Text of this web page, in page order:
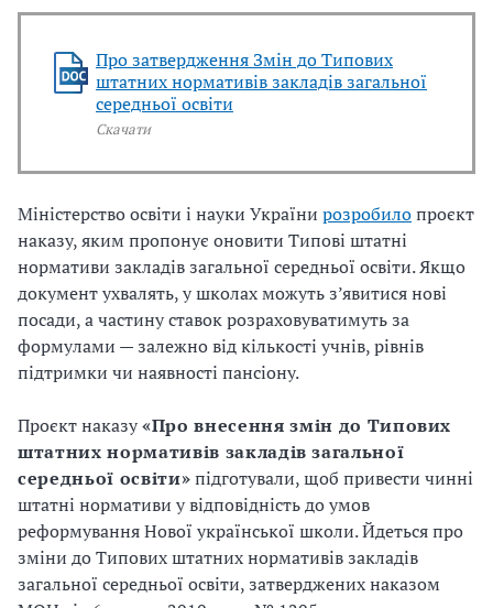
Про затвердження Змін до Типових
штатних нормативів закладів загальної
середньої освіти
Скачати
Міністерство освіти і науки України розробилопроєкт
наказу, яким пропонує оновити Типові штатні
нормативи закладів загальної середньої освіти. Якщо
документ ухвалять, у школах можуть з’явитися нові
посади, а частину ставок розраховуватимуть за
формулами — залежно від кількості учнів, рівнів
підтримки чи наявності пансіону.
Проєкт наказу«Про внесення змін до Типових
штатних нормативів закладів загальної
середньої освіти»підготували, щоб привести чинні
штатні нормативи у відповідність до умов
реформування Нової української школи. Йдеться про
зміни до Типових штатних нормативів закладів
загальної середньої освіти, затверджених наказом